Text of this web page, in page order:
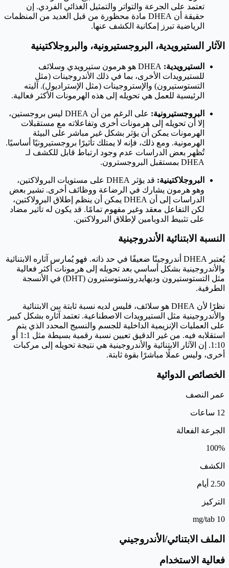
تعتمد على الجرعة والتواتر والتمثيل الغذائي الفردي. إن
حقيقة أن DHEA مادة محظورة من قبل العديد من المنظمات
الرياضية تبرز إمكانية الكشف عنها.
الآثار الستيرويدية، البروجستيرونية، والبروجلاكتينية
الستيرويدية:
DHEA هو هرمون ستيرويدي وسلائف
للستيرويدات الأخرى، بما في ذلك الأندروجينات (مثل
التستوستيرون) والإستروجينات (مثل الإستراديول). آليته
الرئيسية للعمل هي تحويله إلى هذه الهرمونات الأكثر فعالية.
البروجستيرونية:
على الرغم من أن DHEA ليس بروجستين،
إلا أن تحويله إلى هرمونات أخرى وتفاعلاته مع مستقبلات
الهرمونات يمكن أن يؤثر بشكل غير مباشر على البيئة
الهرمونية. ومع ذلك، فإنه لا يمتلك تأثيرًا بروجستيرونيًا أساسيًا.
تُظهر بعض الدراسات عدم وجود ارتباط قابل للكشف لـ
DHEA بمستقبل البروجسترون.
البروجلاكتينية:
قد يؤثر DHEA على مستويات البرولاكتين،
وهو هرمون يشارك في الرضاعة ووظائف أخرى. تشير بعض
الدراسات إلى أن DHEA يمكن أن ينظم إطلاق البرولاكتين،
لكن التفاعل معقد وغير مفهوم تمامًا. قد يكون له تأثير مضاد
على تثبيط الدوبامين لإطلاق البرولاكتين.
النسبة الابتنائية الأندروجينية
يُعتبر DHEA أندروجينًا ضعيفًا في حد ذاته. فهو يُمارس آثاره الابتنائية
والأندروجينية بشكل أساسي بعد تحويله إلى هرمونات أكثر فعالية
مثل التستوستيرون وديهايدروتستوستيرون (DHT) في الأنسجة
الطرفية.
نظرًا لأن DHEA هو سلائف، فليس لديه نسبة ثابتة بين الابتنائية
والأندروجينية مثل الستيرويدات الاصطناعية. تعتمد آثاره بشكل كبير
على العمليات الإنزيمية الداخلية للجسم والنسيج المحدد الذي يتم
استقلابه فيه. من غير الدقيق تعيين نسبة رقمية بسيطة مثل 1:1 أو
1:10. إن الآثار الابتنائية والأندروجينية هي نتيجة تحويله إلى مركبات
أخرى، وليس عملًا مباشرًا بقوة ثابتة.
الخصائص الدوائية
عمر النصف
12 ساعات
الجرعة الفعالة
100%
الكشف
2.50 أيام
التركيز
10 mg/tab
الملف الابتنائي/الأندروجيني
فعالية الاستخدام